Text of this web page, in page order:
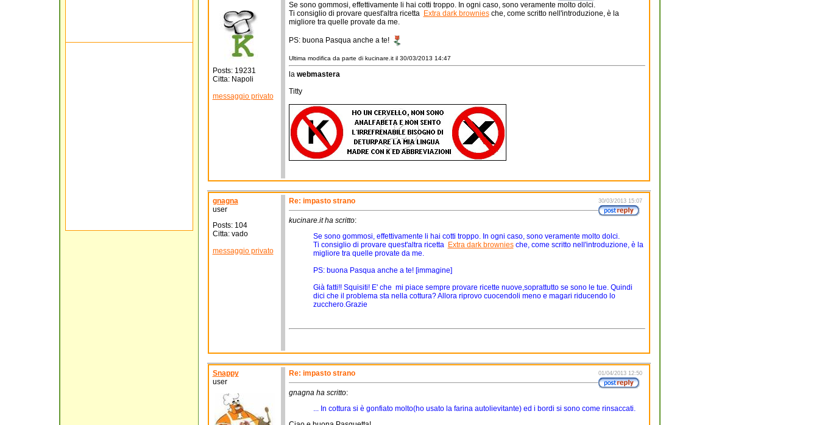
Posts: 19231
Citta: Napoli
messaggio privato
Se sono gommosi, effettivamente li hai cotti troppo. In ogni caso, sono veramente molto dolci.
Ti consiglio di provare quest'altra ricetta Extra dark browniesche, come scritto nell'introduzione, è la
migliore tra quelle provate da me.
PS: buona Pasqua anche a te!
Ultima modifica da parte di kucinare.it il 30/03/2013 14:47
la webmastera
Titty
gnagna
user
Posts: 104
Citta: vado
messaggio privato
Re: impasto strano 30/03/2013 15:07
kucinare.it ha scritto:
Se sono gommosi, effettivamente li hai cotti troppo. In ogni caso, sono veramente molto dolci.
Ti consiglio di provare quest'altra ricetta Extra dark browniesche, come scritto nell'introduzione, è la
migliore tra quelle provate da me.
PS: buona Pasqua anche a te! [immagine]
Già fatti!! Squisiti! E' che mi piace sempre provare ricette nuove,soprattutto se sono le tue. Quindi
dici che il problema sta nella cottura? Allora riprovo cuocendoli meno e magari riducendo lo
zucchero.Grazie
Snappy
user
Re: impasto strano 01/04/2013 12:50
gnagna ha scritto:
... In cottura si è gonfiato molto(ho usato la farina autolievitante) ed i bordi si sono come rinsaccati.